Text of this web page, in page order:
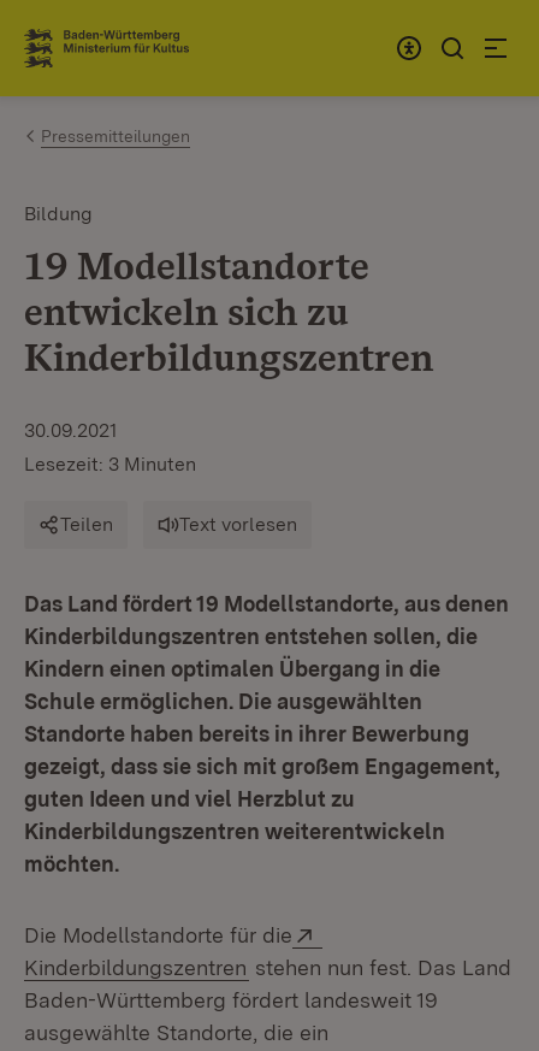
Zum Inhalt springen
Link zur Startseite
Pressemitteilungen
Bildung
19 Modellstandorte
entwickeln sich zu
Kinderbildungszentren
30.09.2021
Lesezeit: 3 Minuten
Teilen Text vorlesen
Das Land fördert 19 Modellstandorte, aus denen
Kinderbildungszentren entstehen sollen, die
Kindern einen optimalen Übergang in die
Schule ermöglichen. Die ausgewählten
Standorte haben bereits in ihrer Bewerbung
gezeigt, dass sie sich mit großem Engagement,
guten Ideen und viel Herzblut zu
Kinderbildungszentren weiterentwickeln
möchten.
Die Modellstandorte für die
Kinderbildungszentren (Öffnet in neuem Fenster)
stehen nun fest. Das Land
Baden-Württemberg fördert landesweit 19
ausgewählte Standorte, die ein